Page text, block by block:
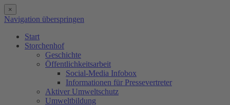
×
Navigation überspringen
Start
Storchenhof
Geschichte
Öffentlichkeitsarbeit
Social-Media Infobox
Informationen für Pressevertreter
Aktiver Umweltschutz
Umweltbildung